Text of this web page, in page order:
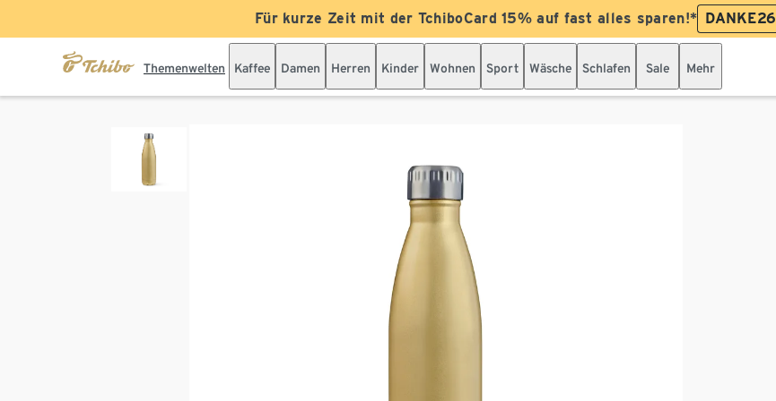
Für kurze Zeit mit der TchiboCard 15% auf fast alles sparen!* DANKE26
Themenwelten Kaffee Damen Herren Kinder Wohnen Sport Wäsche Schlafen Sale Mehr